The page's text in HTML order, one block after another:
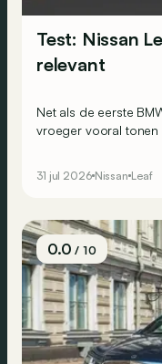
Test: Nissan
relevant
Net als de eerste
vroeger vooral tonen
31 jul 2026 Nissan Leaf
0.0/ 10